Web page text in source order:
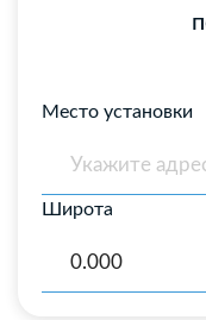
Место установки
Широта